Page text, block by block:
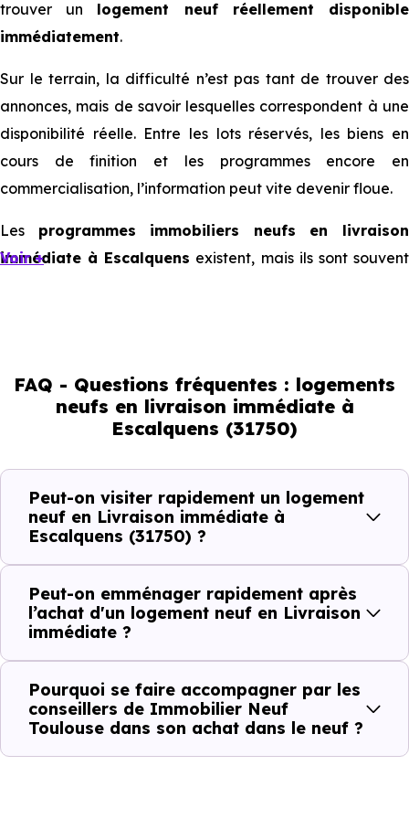
trouver un logement neuf réellement disponible
immédiatement.
Sur le terrain, la difficulté n’est pas tant de trouver des
annonces, mais de savoir lesquelles correspondent à une
disponibilité réelle. Entre les lots réservés, les biens en
cours de finition et les programmes encore en
commercialisation, l’information peut vite devenir floue.
Les programmes immobiliers neufs en livraison
immédiate à Escalquens existent, mais ils sont souvent
Livraison immédiate : ce que vous
pouvez réellement faire
concrète. Le logement neuf est là, vous pouvez le voir, et
le projet peut avancer rapidement.
Action Ce que cela change pour vous
Visiter Vous voyez le bien tel qu’il est
Comparer Vous comparez des biens réels
Voir +
FAQ - Questions fréquentes : logements
neufs en livraison immédiate à
Escalquens (31750)
Peut-on visiter rapidement un logement
neuf en Livraison immédiate à
Escalquens (31750) ?
Peut-on emménager rapidement après
l’achat d'un logement neuf en Livraison
immédiate ?
Pourquoi se faire accompagner par les
conseillers de Immobilier Neuf
Toulouse dans son achat dans le neuf ?